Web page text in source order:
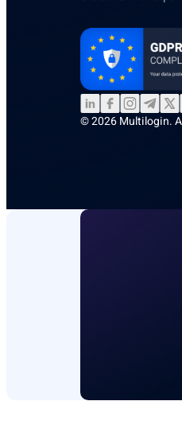
© 2026 Multilogin.